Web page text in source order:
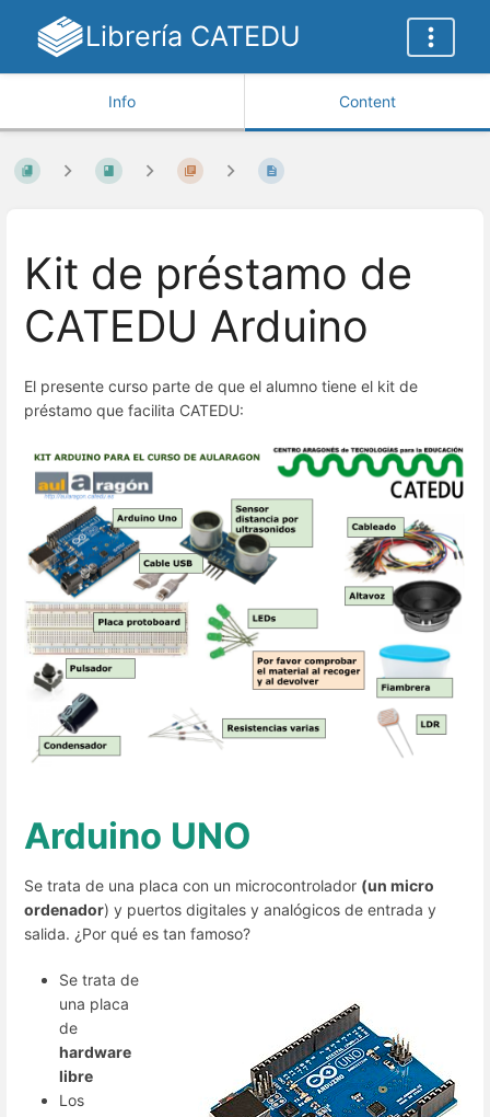
Librería CATEDU
Info Content
Kit de préstamo de
CATEDU Arduino
El presente curso parte de que el alumno tiene el kit de
préstamo que facilita CATEDU:
Arduino UNO
Se trata de una placa con un microcontrolador (un micro
ordenador) y puertos digitales y analógicos de entrada y
salida. ¿Por qué es tan famoso?
Se trata de
una placa
de
hardware
libre
Los